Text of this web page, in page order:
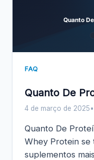
Quanto
FAQ
Quanto De
4 de março de 2025•
Quanto De
Whey Protein se
suplementos